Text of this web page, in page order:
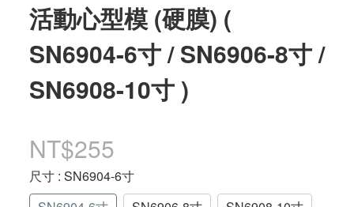
活動心型模 (硬膜) (
SN6904-6寸 / SN6906-8寸 /
SN6908-10寸 )
NT$255
尺寸 : SN6904-6寸